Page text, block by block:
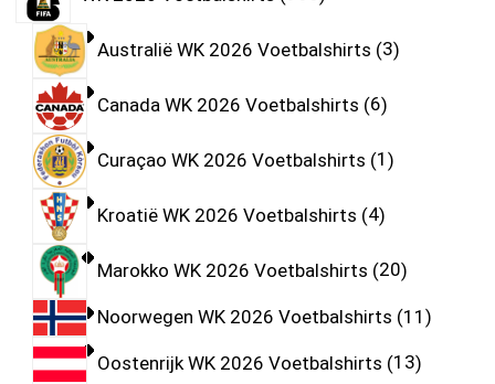
Australië WK 2026 Voetbalshirts 3
Canada WK 2026 Voetbalshirts 6
Curaçao WK 2026 Voetbalshirts 1
Kroatië WK 2026 Voetbalshirts 4
Marokko WK 2026 Voetbalshirts 20
Noorwegen WK 2026 Voetbalshirts 11
Oostenrijk WK 2026 Voetbalshirts 13